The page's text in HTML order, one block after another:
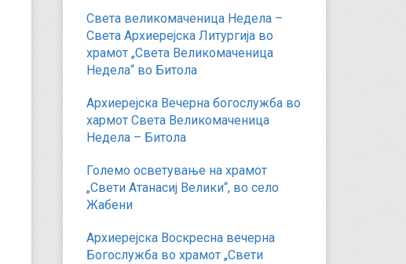
Света великомаченица Недела –
Света Архиерејска Литургија во
храмот „Света Великомаченица
Недела“ во Битола
Архиерејска Вечерна богослужба во
хармот Света Великомаченица
Недела – Битола
Големо осветување на храмот
„Свети Атанасиј Велики“, во село
Жабени
Архиерејска Воскресна вечерна
Богослужба во храмот „Свети